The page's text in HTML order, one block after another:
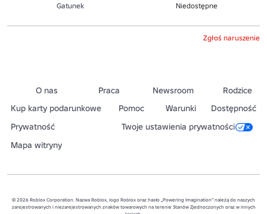
Gatunek
Niedostępne
Zgłoś naruszenie
O nas Praca Newsroom
Rodzice
Kup karty podarunkowe
Pomoc Warunki
Dostępność
Prywatność
Twoje ustawienia prywatności
Mapa witryny
© 2026 Roblox Corporation. Nazwa Roblox, logo Roblox oraz hasło „Powering Imagination” należą do naszych
zarejestrowanych i niezarejestrowanych znaków towarowych na terenie Stanów Zjednoczonych oraz w innych